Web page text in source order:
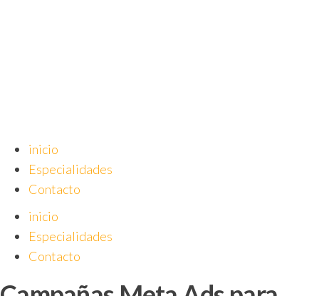
inicio
Especialidades
Contacto
inicio
Especialidades
Contacto